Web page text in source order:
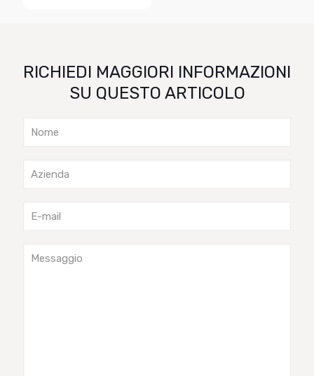
RICHIEDI MAGGIORI INFORMAZIONI
SU QUESTO ARTICOLO